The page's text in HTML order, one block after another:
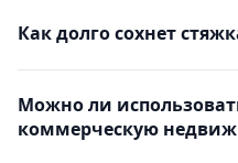
Как долго сохнет
Можно ли
коммерческую